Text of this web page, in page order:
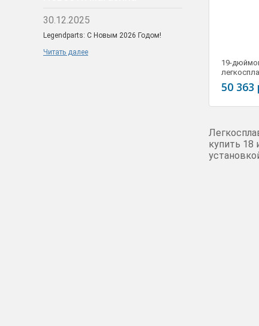
30.12.2025
Legendparts: С Новым 2026 Годом!
Читать далее
Читать далее19-
50 363
купить